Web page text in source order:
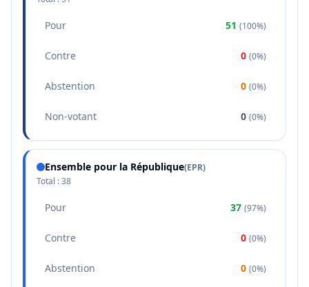
Pour 51 (100%)
Contre 0 (0%)
Abstention 0 (0%)
Non-votant 0 (0%)
Ensemble pour la République(EPR)
Total :38
Pour 37 (97%)
Contre 0 (0%)
Abstention 0 (0%)